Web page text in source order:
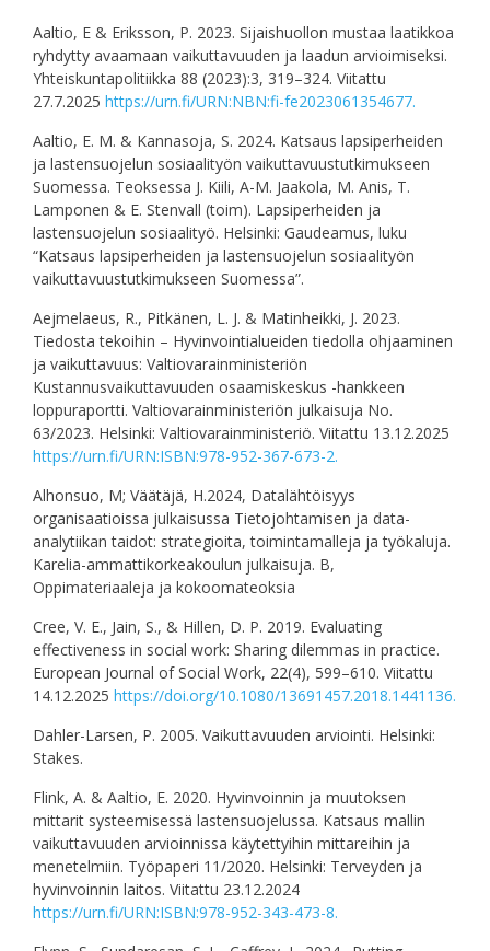
Aaltio, E & Eriksson, P. 2023. Sijaishuollon mustaa laatikkoa
ryhdytty avaamaan vaikuttavuuden ja laadun arvioimiseksi.
Yhteiskuntapolitiikka 88 (2023):3, 319–324. Viitattu
27.7.2025 https://urn.fi/URN:NBN:fi-fe2023061354677.
Aaltio, E. M. & Kannasoja, S. 2024. Katsaus lapsiperheiden
ja lastensuojelun sosiaalityön vaikuttavuustutkimukseen
Suomessa. Teoksessa J. Kiili, A-M. Jaakola, M. Anis, T.
Lamponen & E. Stenvall (toim). Lapsiperheiden ja
lastensuojelun sosiaalityö. Helsinki: Gaudeamus, luku
“Katsaus lapsiperheiden ja lastensuojelun sosiaalityön
vaikuttavuustutkimukseen Suomessa”.
Aejmelaeus, R., Pitkänen, L. J. & Matinheikki, J. 2023.
Tiedosta tekoihin – Hyvinvointialueiden tiedolla ohjaaminen
ja vaikuttavuus: Valtiovarainministeriön
Kustannusvaikuttavuuden osaamiskeskus -hankkeen
loppuraportti. Valtiovarainministeriön julkaisuja No.
63/2023. Helsinki: Valtiovarainministeriö. Viitattu 13.12.2025
https://urn.fi/URN:ISBN:978-952-367-673-2.
Alhonsuo, M; Väätäjä, H.2024, Datalähtöisyys
organisaatioissa julkaisussa Tietojohtamisen ja data-
analytiikan taidot: strategioita, toimintamalleja ja työkaluja.
Karelia-ammattikorkeakoulun julkaisuja. B,
Oppimateriaaleja ja kokoomateoksia
Cree, V. E., Jain, S., & Hillen, D. P. 2019. Evaluating
effectiveness in social work: Sharing dilemmas in practice.
European Journal of Social Work, 22(4), 599–610. Viitattu
14.12.2025 https://doi.org/10.1080/13691457.2018.1441136.
Dahler-Larsen, P. 2005. Vaikuttavuuden arviointi. Helsinki:
Stakes.
Flink, A. & Aaltio, E. 2020. Hyvinvoinnin ja muutoksen
mittarit systeemisessä lastensuojelussa. Katsaus mallin
vaikuttavuuden arvioinnissa käytettyihin mittareihin ja
menetelmiin. Työpaperi 11/2020. Helsinki: Terveyden ja
hyvinvoinnin laitos. Viitattu 23.12.2024
https://urn.fi/URN:ISBN:978-952-343-473-8.